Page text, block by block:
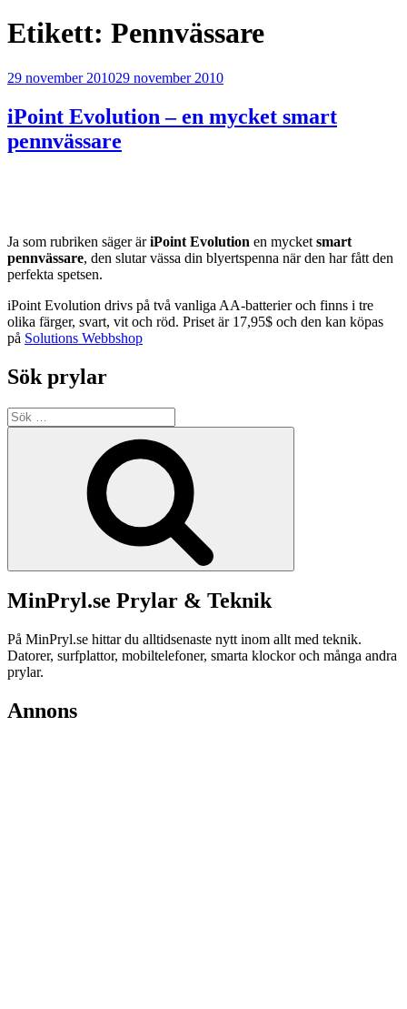
Etikett: Pennvässare
Publicerat
29 november 201029 november 2010
iPoint Evolution – en mycket smart
pennvässare
Ja som rubriken säger äriPoint Evolution en mycket smart
pennvässare, den slutar vässa din blyertspenna när den har fått den
perfekta spetsen.
iPoint Evolution drivs på två vanliga AA-batterier och finns i tre
olika färger, svart, vit och röd. Priset är 17,95$ och den kan köpas
på Solutions Webbshop
Sök prylar
Sök
efter:
MinPryl.se Prylar & Teknik
På MinPryl.se hittar du alltidsenaste nytt inom allt med teknik.
Datorer, surfplattor, mobiltelefoner, smarta klockor och många andra
prylar.
Annons